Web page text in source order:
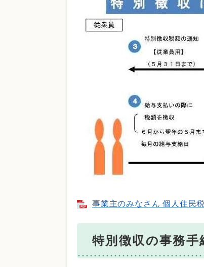
事業主のみなさん 個人住民
特別徴収の事務手